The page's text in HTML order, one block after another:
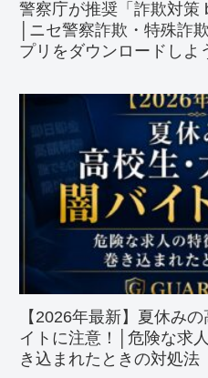
警察庁が推奨「詐欺対策
│ニセ警察詐欺・特殊詐
プリをダウンロードしよ
【2026年最新】夏休み
イトに注意！│危険な求
き込まれたときの対処法